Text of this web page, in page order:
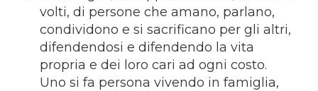
volti, di persone che amano, parlano,
condividono e si sacrificano per gli altri,
difendendosi e difendendo la vita
propria e dei loro cari ad ogni costo.
Uno si fa persona vivendo in famiglia,